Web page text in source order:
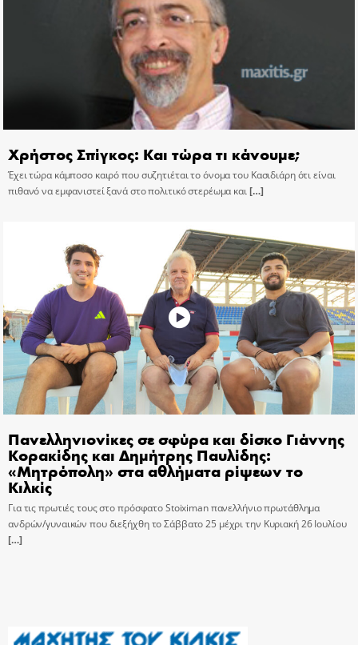
Χρήστος Σπίγκος: Και τώρα τι κάνουμε;
Έχει τώρα κάμποσο καιρό που συζητιέται το όνομα του Κασιδιάρη ότι είναι
πιθανό να εμφανιστεί ξανά στο πολιτικό στερέωμα και[…]
Πανελληνιονίκες σε σφύρα και δίσκο Γιάννης
Κορακίδης και Δημήτρης Παυλίδης:
«Μητρόπολη» στα αθλήματα ρίψεων το
Κιλκίς
Για τις πρωτιές τους στο πρόσφατο Stoiximan πανελλήνιο πρωτάθλημα
ανδρών/γυναικών που διεξήχθη το Σάββατο 25 μέχρι την Κυριακή 26 Ιουλίου
[…]